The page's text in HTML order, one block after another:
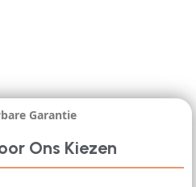
Garantie
Ons Kiezen